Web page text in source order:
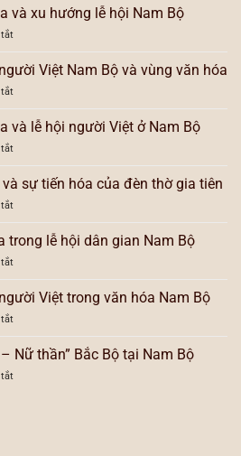
hướng
gian
hóa
và
lễ
hội
Bộ
và xu hướng lễ hội Nam Bộ
tắtở
Giao
tiếp
văn
hóa
và
xu
Nam
Bộ
Việt Nam Bộ và vùng văn hóa
tắtở
Lễ
hội
gian
người
Việt
vùng
văn
và lễ hội người Việt ở Nam Bộ
tắtở
Giao
tiếp
hóa
và
lễ
ở
Nam
sự tiến hóa của đèn thờ gia tiên
tắtở
Ý
nghĩa
đăng
và
sự
đèn
thờ
trong lễ hội dân gian Nam Bộ
tắtở
Giao
lưu
văn
hóa
trong
lễ
Việt trong văn hóa Nam Bộ
tắtở
Lễ
hội
gian
Nữ thần” Bắc Bộ tại Nam Bộ
tắtở